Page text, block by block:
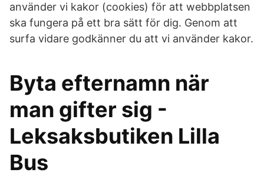
använder vi kakor (cookies) för att webbplatsen
ska fungera på ett bra sätt för dig. Genom att
surfa vidare godkänner du att vi använder kakor.
Byta efternamn när
man gifter sig -
Leksaksbutiken Lilla
Bus